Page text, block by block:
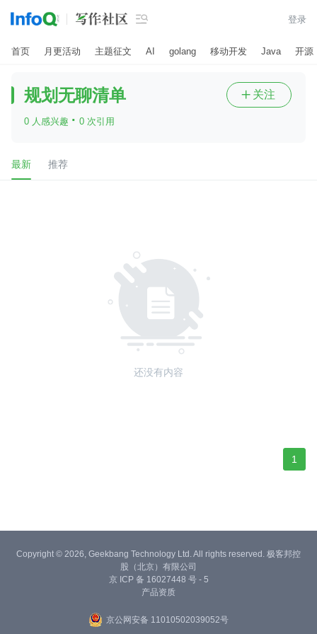
 登录
首页 月更活动 主题征文 AI golang 移动开发 Java 开源
规划无聊清单
0 人感兴趣 · 0 次引用
 关注
最新 推荐
还没有内容
1
Copyright © 2026, Geekbang Technology Ltd. All rights reserved. 极客邦控
股（北京）有限公司
京 ICP 备 16027448 号 - 5
产品资质
京公网安备 11010502039052号